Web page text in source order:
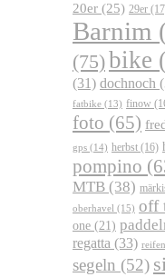
20er (25) 29er
Barnim
(75)bike
(31) dochnoch
fatbike (13) finow
foto (65)
gps (14) herbst (16)
pompino
MTB (38)
oberhavel (15) off
one (21)
regatta (33) reifen
segeln (52)